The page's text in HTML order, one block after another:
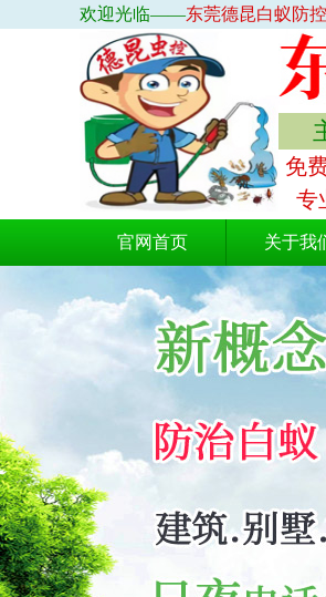
欢迎光临——东莞德昆白蚁防
免
专
官网首页 关于我